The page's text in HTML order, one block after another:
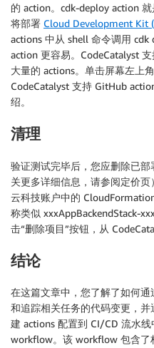
的 action。cdk-deploy action
将部署 Cloud Development Kit
actions 中从 shell 命令调用
action 更容易。CodeCatalyst
大量的 actions。单击屏幕左上
CodeCatalyst 支持 GitHub
绍。
清理
验证测试完毕后，您应删除已
关更多详细信息，请参阅定价
云科技账户中的
称类似 xxxAppBackendStack-
击“删除项目”按钮，从
结论
在这篇文章中，您了解了如何通
和追踪相关任务的代码变更，
建 actions 配置到 CI/CD 流水
workflow。该 workflow 包含了